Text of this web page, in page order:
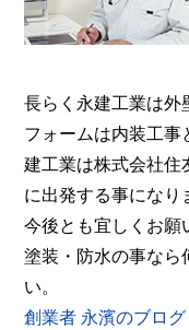
付。『後悔しない
長らく永建工業は外
フォームは内装工事
建工業は株式会社住
に出発する事になり
今後とも宜しくお願
塗装・防水の事なら
い。
創業者 永濱のブログ